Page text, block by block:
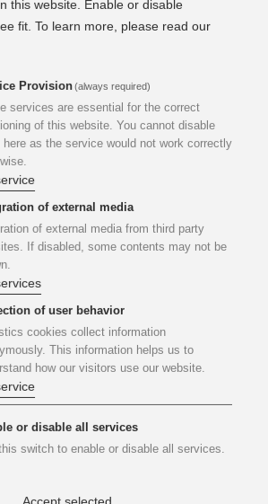
(HKLS/ Elektro/ MSR/ Fördertechnik/
Bauüberwachung HKLS sowie
der
lt. BauKG beauftragt.
Modeling
im Revit lt. Building Information
von Fachmodellen der Disziplinen
und Technische
die zur Gesamtkoordination gelagert
waren vom Projektstart über
und Ausführungsphase zu erstellen
this website. Enable or disable
fit. To learn more, please read our
Provision(always required)
services are essential for the correct
of this website. You cannot disable
here as the service would not work correctly
of external media
of external media from third party
If disabled, some contents may not be
of user behavior
cookies collect information
This information helps us to
how our visitors use our website.
or disable all services
switch to enable or disable all services.
Accept selected